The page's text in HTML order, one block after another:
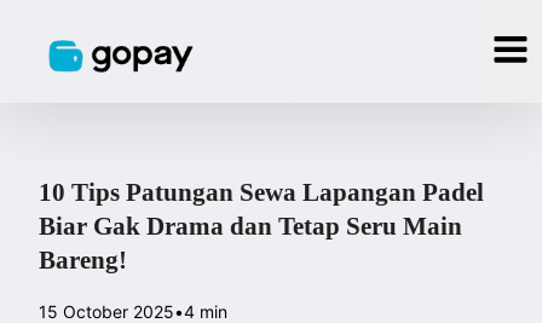
10 Tips Patungan Sewa Lapangan Padel
Biar Gak Drama dan Tetap Seru Main
Bareng!
15 October 2025•4 min